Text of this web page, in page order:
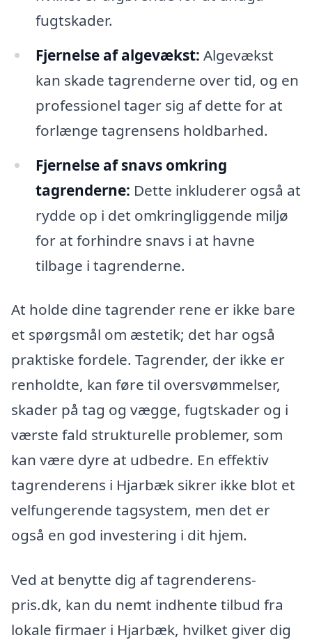
fugtskader.
Fjernelse af algevækst: Algevækst
kan skade tagrenderne over tid, og en
professionel tager sig af dette for at
forlænge tagrensens holdbarhed.
Fjernelse af snavs omkring
tagrenderne: Dette inkluderer også at
rydde op i det omkringliggende miljø
for at forhindre snavs i at havne
tilbage i tagrenderne.
At holde dine tagrender rene er ikke bare
et spørgsmål om æstetik; det har også
praktiske fordele. Tagrender, der ikke er
renholdte, kan føre til oversvømmelser,
skader på tag og vægge, fugtskader og i
værste fald strukturelle problemer, som
kan være dyre at udbedre. En effektiv
tagrenderens i Hjarbæk sikrer ikke blot et
velfungerende tagsystem, men det er
også en god investering i dit hjem.
Ved at benytte dig af tagrenderens-
pris.dk, kan du nemt indhente tilbud fra
lokale firmaer i Hjarbæk, hvilket giver dig